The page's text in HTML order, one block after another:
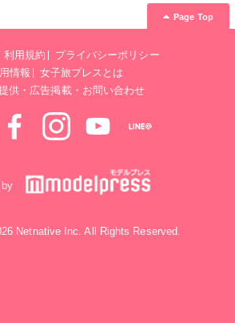
Page Top
利用規約
プライバシーポリシー
情報
女子旅プレスとは
供・広告掲載・お問い合わせ
by
Netnative Inc. All Rights Reserved.